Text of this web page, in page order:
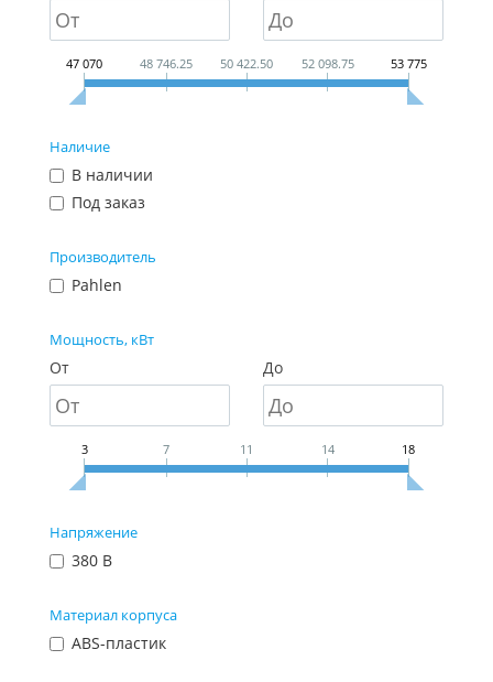
47 070 48 746.25 50 422.50 52 098.75 53 775
Наличие
В наличии
Под заказ
Производитель
Pahlen
Мощность, кВт
От До
3 7 11 14 18
Напряжение
380 В
Материал корпуса
ABS-пластик